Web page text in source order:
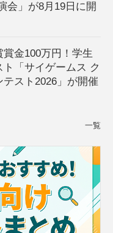
会」が8月19日に開
賞金100万円！学生
「サイゲームス ク
テスト2026」が開催
一覧